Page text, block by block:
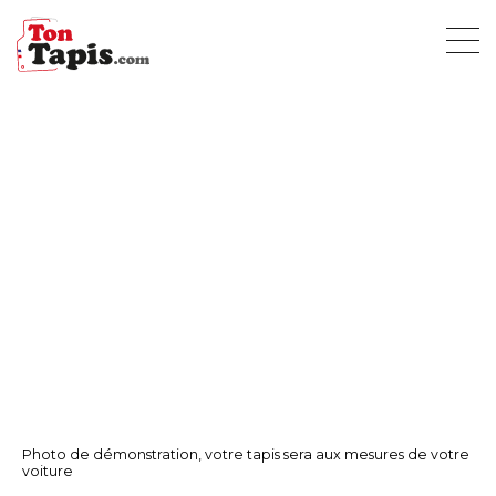
Photo de démonstration, votre tapis sera aux mesures de votre
voiture